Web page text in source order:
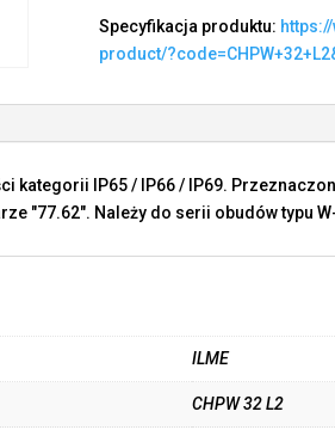
Specyfikacja produktu:
product/
kategorii IP65 / IP66 / IP69.
"77.62". Należy do serii obudów typu
ILME
CHPW 32 L2